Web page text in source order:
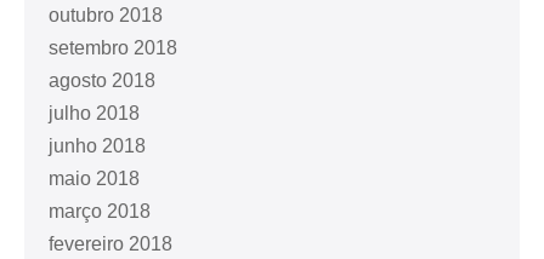
outubro 2018
setembro 2018
agosto 2018
julho 2018
junho 2018
maio 2018
março 2018
fevereiro 2018